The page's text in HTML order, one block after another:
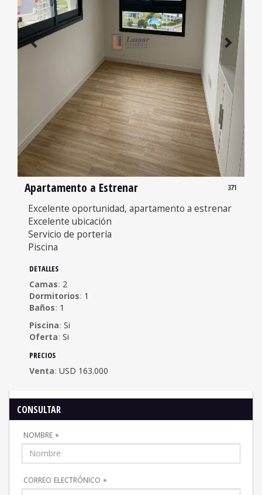
Apartamento a Estrenar 371
Excelente oportunidad, apartamento a estrenar
Excelente ubicación
Servicio de portería
Piscina
detalles
Camas 2
Dormitorios 1
Baños 1
Piscina Si
Oferta Si
precios
Venta USD 163.000
consultar
nombre*
correo electrónico*